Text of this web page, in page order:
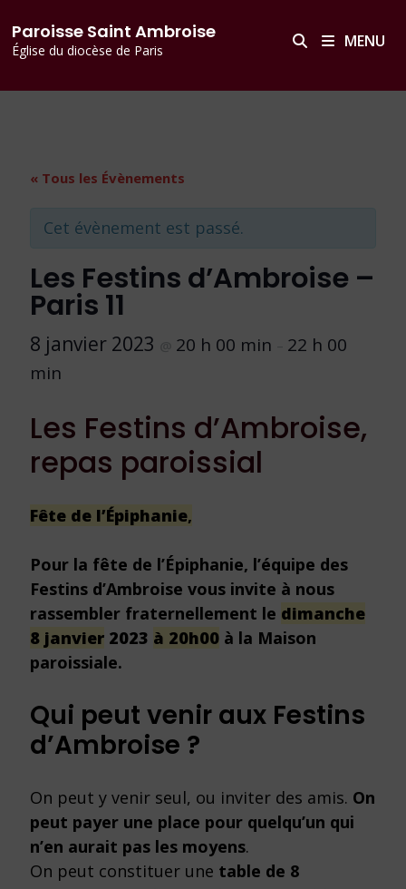
principal
au
contenu
Paroisse Saint Ambroise
Église du diocèse de Paris MENU
« Tous les Évènements
Cet évènement est passé.
Les Festins d’Ambroise –
Paris 11
8 janvier 2023 20 h 00 min
22 h 00
min
Les Festins d’Ambroise,
repas paroissial
Fête de l’Épiphanie,
Pour la fête de l’Épiphanie, l’équipe des
Festins d’Ambroise vous invite à nous
rassembler fraternellement le dimanche
8 janvier 2023 à 20h00 à la Maison
paroissiale.
Qui peut venir aux Festins
d’Ambroise ?
On peut y venir seul, ou inviter des amis. On
peut payer une place pour quelqu’un qui
n’en aurait pas les moyens.
On peut constituer une table de 8